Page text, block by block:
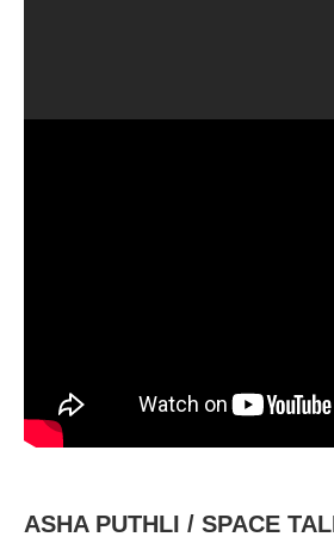
ASHA PUTHLI ‎/ SPACE